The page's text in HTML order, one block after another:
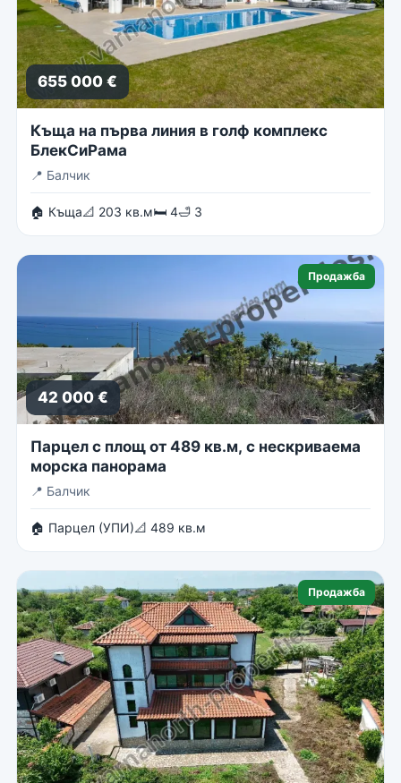
655 000 €
Къща на първа линия в голф комплекс
БлекСиРама
📍 Балчик
🏠 Къща📐 203 кв.м🛏 4🛁 3
Продажба
42 000 €
Парцел с площ от 489 кв.м, с нескриваема
морска панорама
📍 Балчик
🏠 Парцел (УПИ)📐 489 кв.м
Продажба